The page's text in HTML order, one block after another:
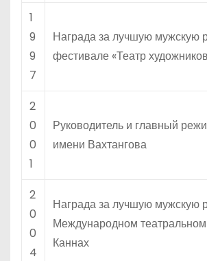
1
9
9
7
Награда за лучшую мужскую
фестивале «Театр
2
0
0
1
Руководитель и главный
имени Вахтангова
2
0
0
4
Награда за лучшую мужскую
Международном
Каннах